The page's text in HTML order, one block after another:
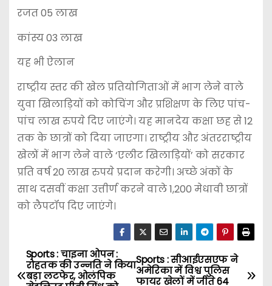
रजत 05 लाख
कांस्य 03 लाख
यह भी ऐलान
राष्ट्रीय स्तर की खेल प्रतियोगिताओं में भाग लेने वाले
युवा खिलाड़ियों को कोचिंग और प्रशिक्षण के लिए पांच-
पांच लाख रुपये दिए जाएंगे। यह मानदेय कक्षा छह से 12
तक के छात्रों को दिया जाएगा। राष्ट्रीय और अंतरराष्ट्रीय
खेलों में भाग लेने वाले ‘एलीट खिलाड़ियों’ को सरकार
प्रति वर्ष 20 लाख रुपये प्रदान करेगी। अच्छे अंकों के
साथ दसवीं कक्षा उत्तीर्ण करने वाले 1,200 मेधावी छात्रों
को लैपटॉप दिए जाएंगे।
P
Sports : सीआईएसएफ ने
अमेरिका में विश्व पुलिस
फायर खेलों में जीते 64
Sports : चाइना ओपन :
रोहतक की उन्नति ने किया
बड़ा लटफेर, ओलंपिक